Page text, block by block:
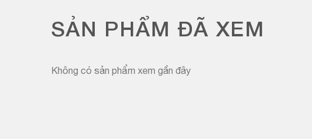
SẢN PHẨM ĐÃ XEM
Không có sản phẩm xem gần đây